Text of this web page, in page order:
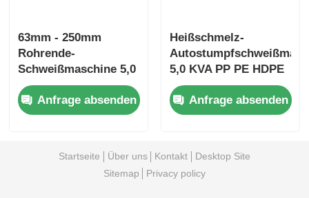
63mm - 250mm
Rohrende-
Schweißmaschine 5,0
kVA Automatischer
Rohrschweißer
Anfrage absenden
Heißschmelz-
5,0 KVA PP PE HDPE
Rohrschweißmaschine
Anfrage absenden
Startseite Über uns Kontakt
Desktop Site
Sitemap
Privacy policy